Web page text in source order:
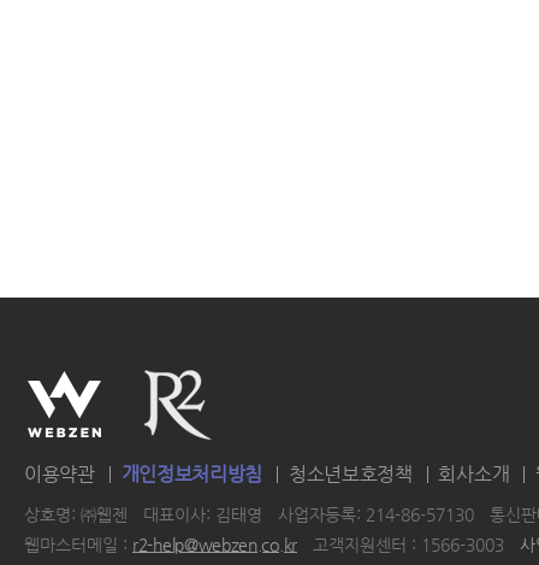
이용약관 개인정보처리방침 청소년보호정책 회사소개
상호명: ㈜웹젠 대표이사: 김태영 사업자등록: 214-86-57130
통신
웹마스터메일 : r2-help@webzen.co.kr 고객지원센터 : 1566-3003